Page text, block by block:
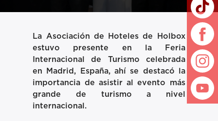
La Asociación de Hoteles de Holbox
estuvo presente en la Feria
Internacional de Turismo celebrada
en Madrid, España, ahí se destacó la
importancia de asistir al evento más
grande de turismo a nivel
internacional.